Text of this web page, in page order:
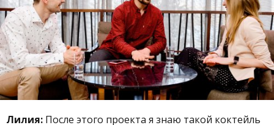
Лилия: После этого проекта я знаю такой коктейль